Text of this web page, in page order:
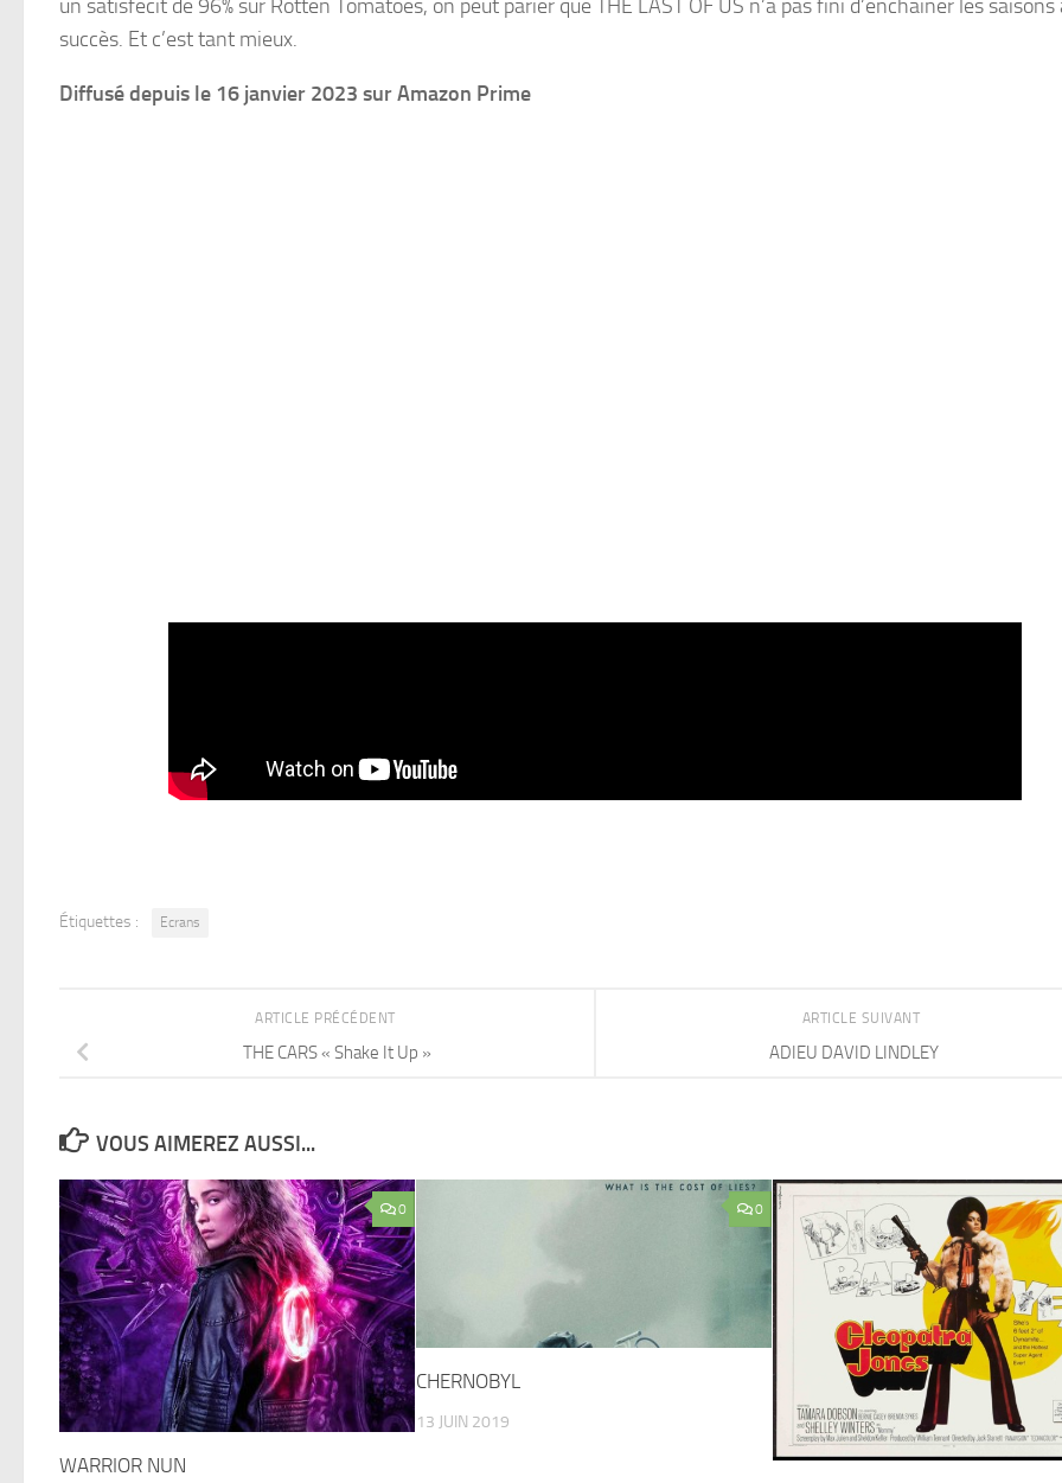
un satisfecit de 96% sur Rotten Tomatoes, on peut parier que THE LAST OF US n’a pas fini d’enchainer les saisons
succès. Et c’est tant mieux.
Diffusé depuis le 16 janvier 2023 sur Amazon Prime
Étiquettes : Ecrans
ARTICLE SUIVANT
ADIEU DAVID LINDLEY
ARTICLE PRÉCÉDENT
THE CARS « Shake It Up »
VOUS AIMEREZ AUSSI...
0
WARRIOR NUN
0
CHERNOBYL
13 JUIN 2019